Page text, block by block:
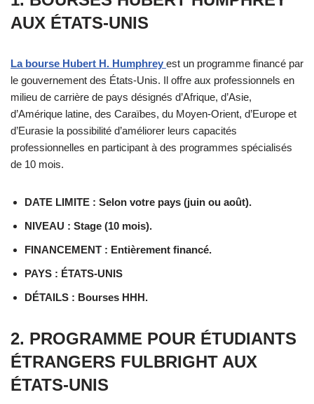
AUX ÉTATS-UNIS
La bourse Hubert H. Humphrey est un programme financé par
le gouvernement des États-Unis. Il offre aux professionnels en
milieu de carrière de pays désignés d’Afrique, d’Asie,
d’Amérique latine, des Caraïbes, du Moyen-Orient, d’Europe et
d’Eurasie la possibilité d’améliorer leurs capacités
professionnelles en participant à des programmes spécialisés
de 10 mois.
DATE LIMITE : Selon votre pays (juin ou août).
NIVEAU : Stage (10 mois).
FINANCEMENT : Entièrement financé.
PAYS : ÉTATS-UNIS
DÉTAILS : Bourses HHH.
2. PROGRAMME POUR ÉTUDIANTS
ÉTRANGERS FULBRIGHT AUX
ÉTATS-UNIS